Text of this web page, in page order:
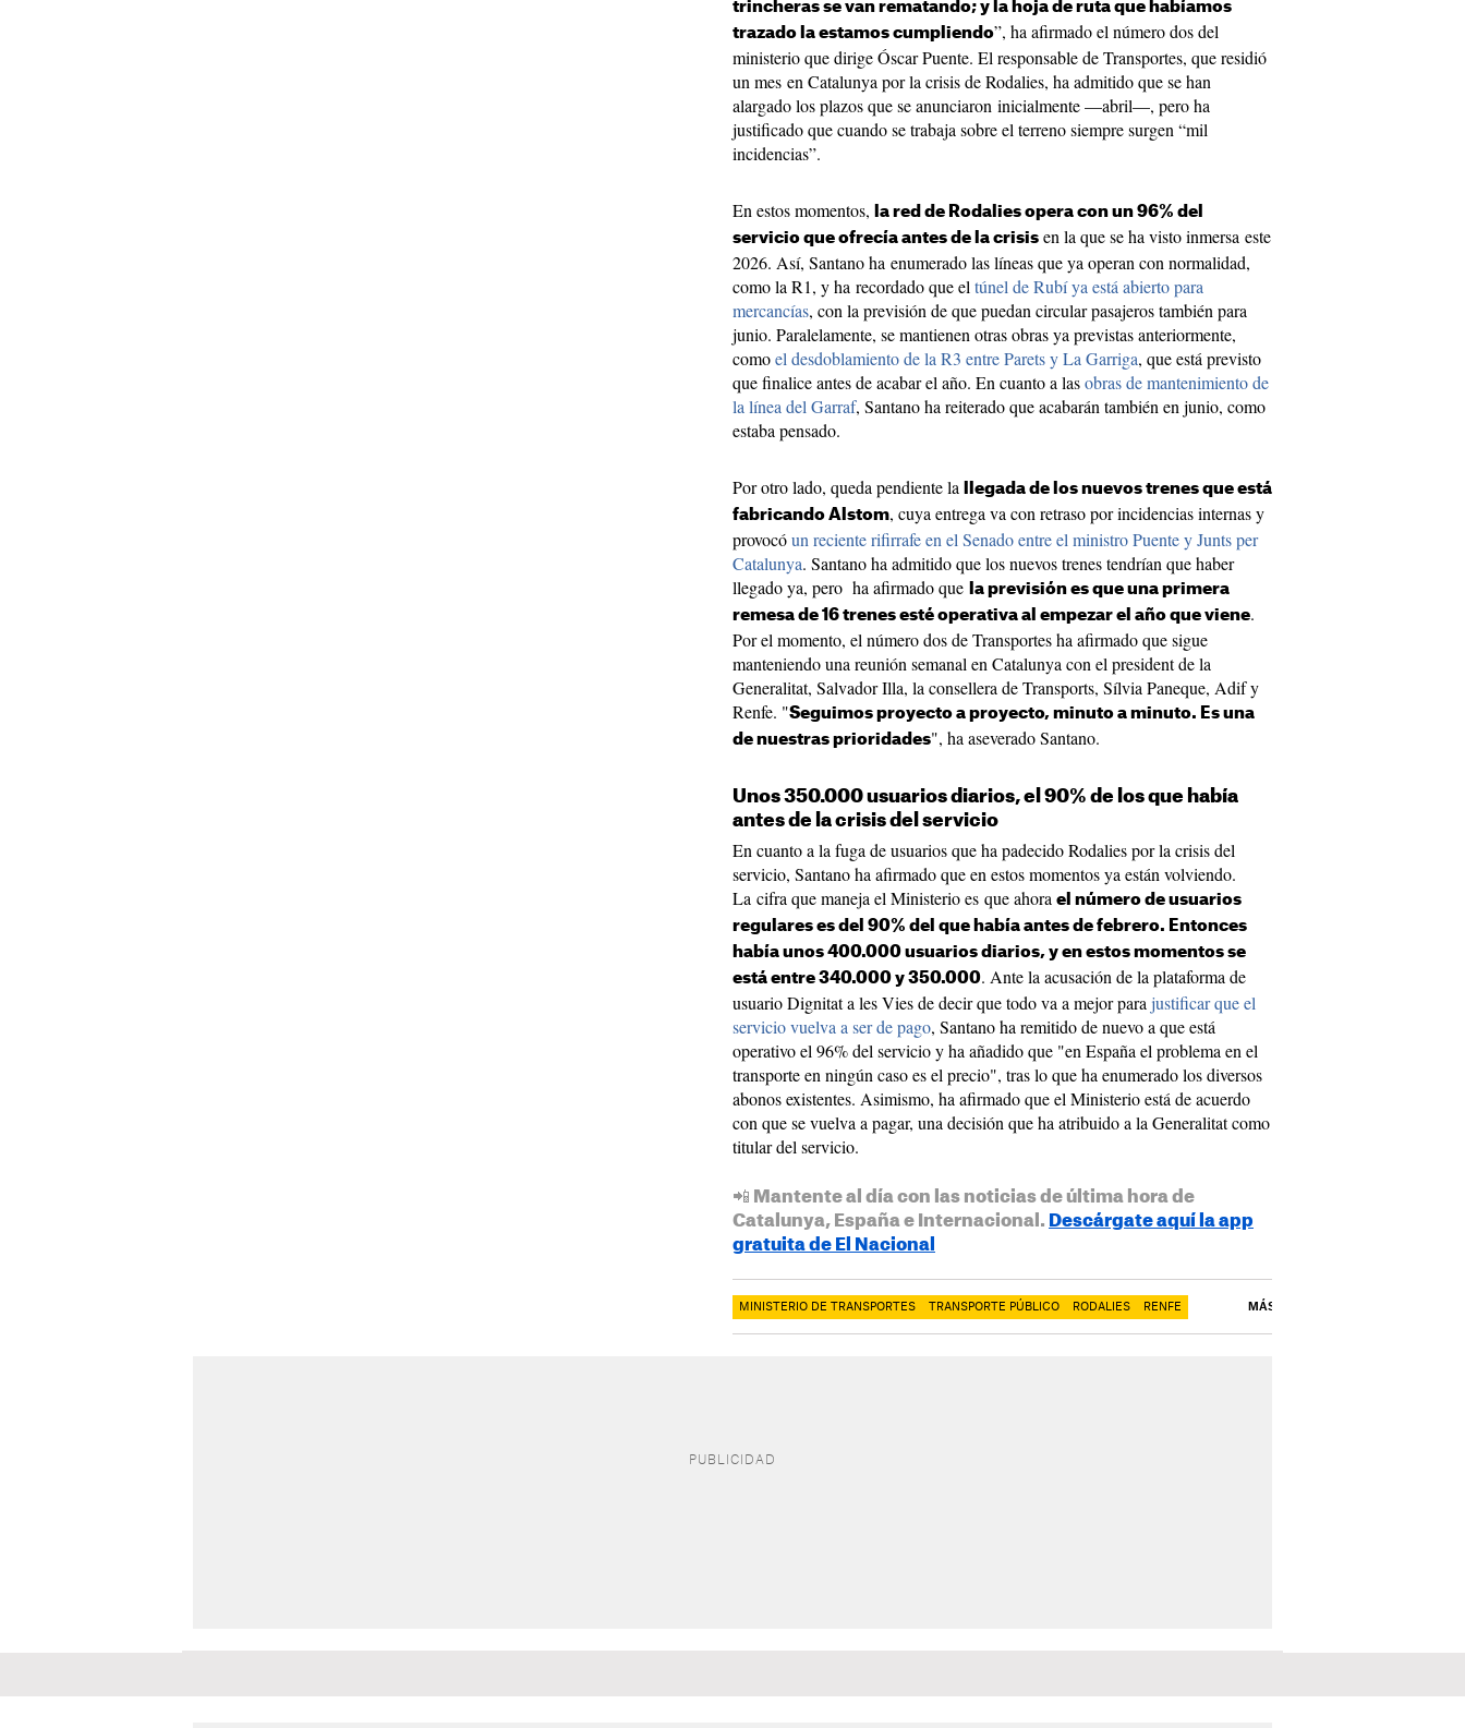
trincheras se van rematando; y la hoja de ruta que habíamos
trazado la estamos cumpliendo”, ha afirmado el número dos del
ministerio que dirige Óscar Puente. El responsable de Transportes, que residió
un mes en Catalunya por la crisis de Rodalies, ha admitido que se han
alargado los plazos que se anunciaron inicialmente —abril—, pero ha
justificado que cuando se trabaja sobre el terreno siempre surgen “mil
incidencias”.
En estos momentos,
la red de Rodalies opera con un 96% del
servicio que ofrecía antes de la crisis en la que se ha visto inmersa este
2026. Así, Santano ha enumerado las líneas que ya operan con normalidad,
como la R1, y ha recordado que el túnel de Rubí ya está abierto para
mercancías, con la previsión de que puedan circular pasajeros también para
junio. Paralelamente, se mantienen otras obras ya previstas anteriormente,
comoel desdoblamiento de la R3 entre Parets y La Garriga, que está previsto
que finalice antes de acabar el año. En cuanto a lasobras de mantenimiento de
la línea del Garraf, Santano ha reiterado que acabarán también en junio, como
estaba pensado.
Por otro lado, queda pendiente la
llegada de los nuevos trenes que está
fabricando Alstom, cuya entrega va con retraso por incidencias internas y
provocóun reciente rifirrafe en el Senado entre el ministro Puente y Junts per
Catalunya. Santano ha admitido que los nuevos trenes tendrían que haber
llegado ya, pero ha afirmado que
la previsión es que una primera
remesa de 16 trenes esté operativa al empezar el año que viene.
Por el momento, el número dos de Transportes ha afirmado que sigue
manteniendo una reunión semanal en Catalunya con el president de la
Generalitat, Salvador Illa, la consellera de Transports, Sílvia Paneque, Adif y
Renfe. "Seguimos proyecto a proyecto, minuto a minuto. Es una
de nuestras prioridades", ha aseverado Santano.
Unos 350.000 usuarios diarios, el 90% de los que había
antes de la crisis del servicio
En cuanto a la fuga de usuarios que ha padecido Rodalies por la crisis del
servicio, Santano ha afirmado que en estos momentos ya están volviendo.
La cifra que maneja el Ministerio es que ahora el número de usuarios
regulares es del 90% del que había antes de febrero. Entonces
había unos 400.000 usuarios diarios, y en estos momentos se
está entre 340.000 y 350.000. Ante la acusación de la plataforma de
usuario Dignitat a les Vies de decir que todo va a mejor para justificar que el
servicio vuelva a ser de pago, Santano ha remitido de nuevo a que está
operativo el 96% del servicio y ha añadido que "en España el problema en el
transporte en ningún caso es el precio", tras lo que ha enumerado los diversos
abonos existentes. Asimismo, ha afirmado que el Ministerio está de acuerdo
con que se vuelva a pagar, una decisión que ha atribuido a la Generalitat como
titular del servicio.
📲 Mantente al día con las noticias de última hora de
Catalunya, España e Internacional. Descárgate aquí la app
gratuita de El Nacional
MINISTERIO DE TRANSPORTES TRANSPORTE PÚBLICO RODALIES RENFE MÁS